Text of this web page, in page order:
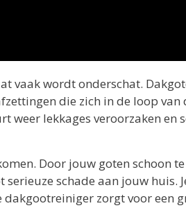
vaak wordt onderschat.
die zich in de loop van
weer lekkages veroorzaken en
Door jouw goten schoon
schade aan jouw huis.
zorgt voor een